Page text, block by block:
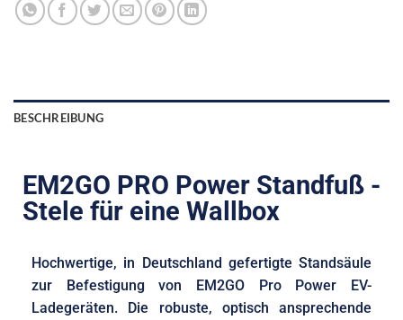
BESCHREIBUNG
EM2GO PRO Power Standfuß -
Stele für eine Wallbox
Hochwertige, in Deutschland gefertigte Standsäule
zur Befestigung von EM2GO Pro Power EV-
Ladegeräten. Die robuste, optisch ansprechende